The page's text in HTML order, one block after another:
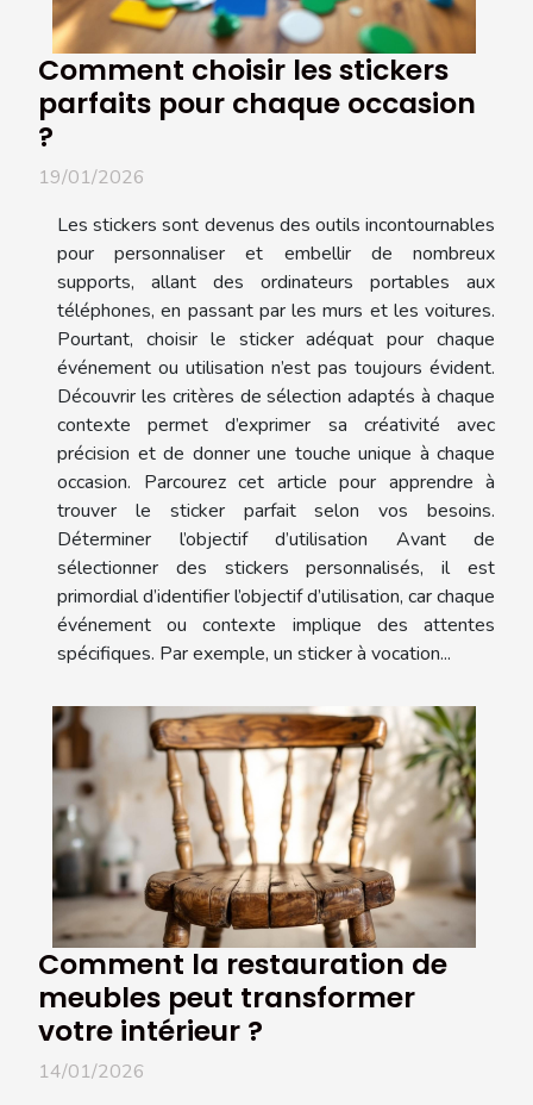
Comment choisir les stickers
parfaits pour chaque occasion
?
19/01/2026
Les stickers sont devenus des outils incontournables
pour personnaliser et embellir de nombreux
supports, allant des ordinateurs portables aux
téléphones, en passant par les murs et les voitures.
Pourtant, choisir le sticker adéquat pour chaque
événement ou utilisation n’est pas toujours évident.
Découvrir les critères de sélection adaptés à chaque
contexte permet d’exprimer sa créativité avec
précision et de donner une touche unique à chaque
occasion. Parcourez cet article pour apprendre à
trouver le sticker parfait selon vos besoins.
Déterminer l’objectif d’utilisation Avant de
sélectionner des stickers personnalisés, il est
primordial d’identifier l’objectif d’utilisation, car chaque
événement ou contexte implique des attentes
spécifiques. Par exemple, un sticker à vocation...
Comment la restauration de
meubles peut transformer
votre intérieur ?
14/01/2026